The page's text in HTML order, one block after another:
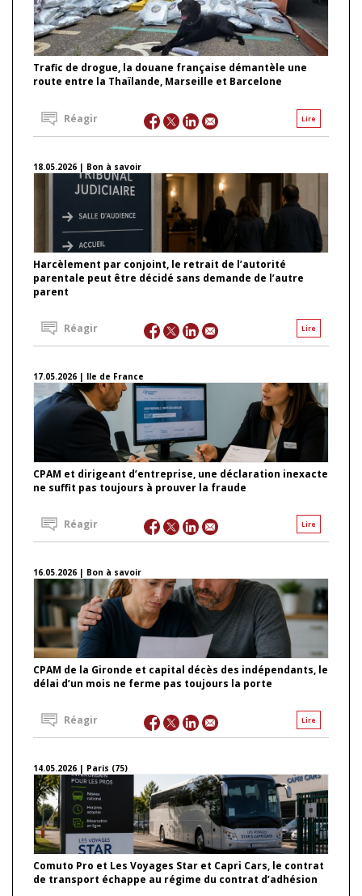
Trafic de drogue, la douane française démantèle une
route entre la Thaïlande, Marseille et Barcelone
Lire
Réagir
18.05.2026 | Bon à savoir
Harcèlement par conjoint, le retrait de l’autorité
parentale peut être décidé sans demande de l’autre
parent
Lire
Réagir
17.05.2026 | Ile de France
CPAM et dirigeant d’entreprise, une déclaration inexacte
ne suffit pas toujours à prouver la fraude
Lire
Réagir
16.05.2026 | Bon à savoir
CPAM de la Gironde et capital décès des indépendants, le
délai d’un mois ne ferme pas toujours la porte
Lire
Réagir
14.05.2026 | Paris (75)
Comuto Pro et Les Voyages Star et Capri Cars, le contrat
de transport échappe au régime du contrat d’adhésion